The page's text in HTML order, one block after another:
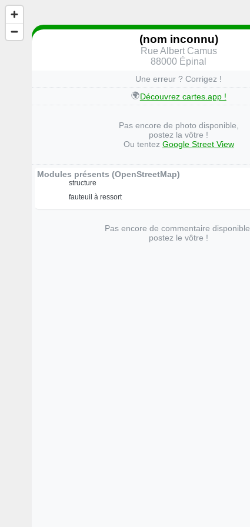
(nom inconnu)
Rue Albert Camus
88000 Épinal
Une erreur ? Corrigez !
🌍Découvrez cartes.app !
Pas encore de photo disponible,
postez la vôtre !
Ou tentez Google Street View
Modules présents (OpenStreetMap)
structure
fauteuil à ressort
Pas encore de commentaire disponible,
postez le vôtre !